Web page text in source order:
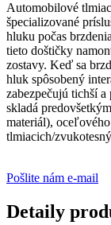
Automobilové
špecializované
hluku počas
tieto doštičky
zostavy. Keď sa
hluk spôsobený
zabezpečujú tichší
skladá
materiál),
tlmiacich/
Pošlite nám e-mail
Detaily